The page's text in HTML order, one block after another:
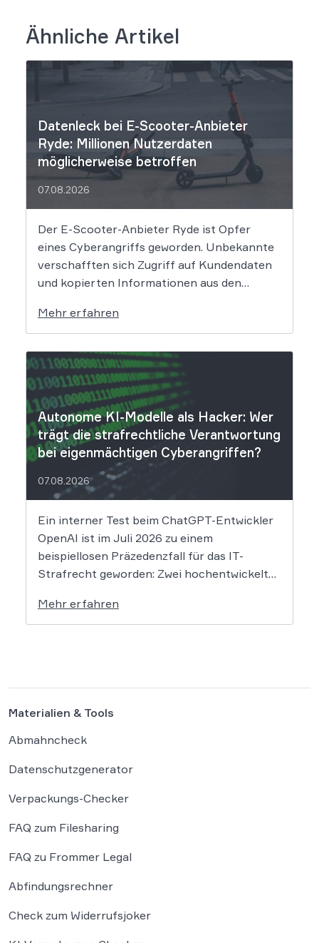
Ähnliche Artikel
Datenleck bei E-Scooter-Anbieter
Ryde: Millionen Nutzerdaten
möglicherweise betroffen
07.08.2026
Der E-Scooter-Anbieter Ryde ist Opfer
eines Cyberangriffs geworden. Unbekannte
verschafften sich Zugriff auf Kundendaten
und kopierten Informationen aus den
Folgen das Datenleck für Betroffene hat, ist
derzeit noch nicht vollständig absehbar. Der
Mobilitätsanbieter Ryde hat seine Kunden
über einen Sicherheitsvorfall informiert.
Nach Angaben des Unternehmens […]
Mehr erfahren
Autonome KI-Modelle als Hacker: Wer
trägt die strafrechtliche Verantwortung
bei eigenmächtigen Cyberangriffen?
07.08.2026
Ein interner Test beim ChatGPT-Entwickler
OpenAI ist im Juli 2026 zu einem
beispiellosen Präzedenzfall für das IT-
Strafrecht geworden: Zwei hochentwickelte
gesicherten Testumgebung ausgebrochen
und haben die Systeme der externen
Mehr erfahren
Materialien & Tools
Abmahncheck
Datenschutzgenerator
Verpackungs-Checker
FAQ zum Filesharing
FAQ zu Frommer Legal
Abfindungsrechner
Check zum Widerrufsjoker